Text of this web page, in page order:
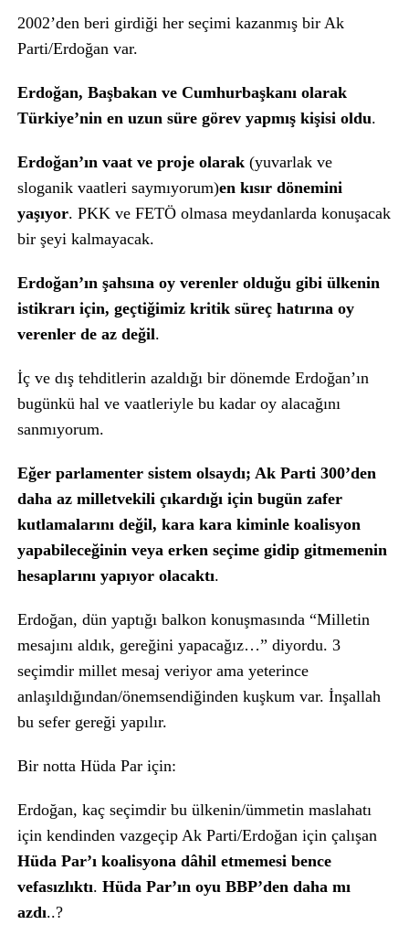
2002’den beri girdiği her seçimi kazanmış bir Ak
Parti/Erdoğan var.
Erdoğan, Başbakan ve Cumhurbaşkanı olarak
Türkiye’nin en uzun süre görev yapmış kişisi oldu.
Erdoğan’ın vaat ve proje olarak(yuvarlak ve
sloganik vaatleri saymıyorum)en kısır dönemini
yaşıyor. PKK ve FETÖ olmasa meydanlarda konuşacak
bir şeyi kalmayacak.
Erdoğan’ın şahsına oy verenler olduğu gibi ülkenin
istikrarı için, geçtiğimiz kritik süreç hatırına oy
verenler de az değil.
İç ve dış tehditlerin azaldığı bir dönemde Erdoğan’ın
bugünkü hal ve vaatleriyle bu kadar oy alacağını
sanmıyorum.
Eğer parlamenter sistem olsaydı; Ak Parti 300’den
daha az milletvekili çıkardığı için bugün zafer
kutlamalarını değil, kara kara kiminle koalisyon
yapabileceğinin veya erken seçime gidip gitmemenin
hesaplarını yapıyor olacaktı.
Erdoğan, dün yaptığı balkon konuşmasında “Milletin
mesajını aldık, gereğini yapacağız…” diyordu. 3
seçimdir millet mesaj veriyor ama yeterince
anlaşıldığından/önemsendiğinden kuşkum var. İnşallah
bu sefer gereği yapılır.
Bir notta Hüda Par için:
Erdoğan, kaç seçimdir bu ülkenin/ümmetin maslahatı
için kendinden vazgeçip Ak Parti/Erdoğan için çalışan
Hüda Par’ı koalisyona dâhil etmemesi bence
vefasızlıktı. Hüda Par’ın oyu BBP’den daha mı
azdı..?